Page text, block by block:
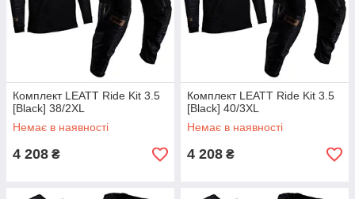
Комплект LEATT Ride Kit 3.5
[Black] 38/2XL
Немає в наявності
4 208 ₴
Комплект LEATT Ride Kit 3.5
[Black] 40/3XL
Немає в наявності
4 208 ₴